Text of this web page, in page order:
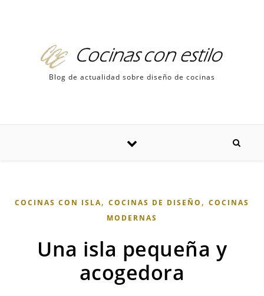
Blog de actualidad sobre diseño de cocinas
COCINAS CON ISLA, COCINAS DE DISEÑO , COCINAS
MODERNAS
Una isla pequeña y
acogedora